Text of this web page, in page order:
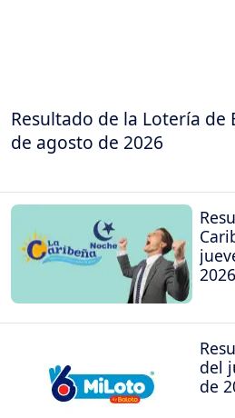
Resultado de la Lotería de
de agosto de 2026
2026
del
de